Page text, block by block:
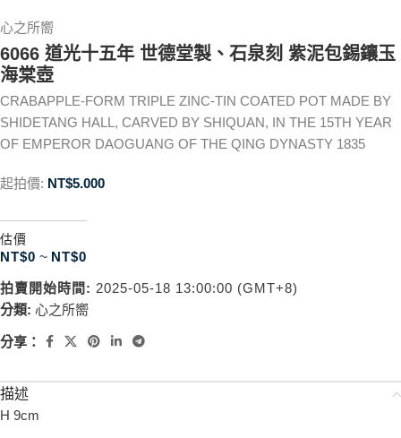
心之所嚮
6066 道光十五年 世德堂製、石泉刻 紫泥包錫鑲玉
海棠壺
CRABAPPLE-FORM TRIPLE ZINC-TIN COATED POT MADE BY
SHIDETANG HALL, CARVED BY SHIQUAN, IN THE 15TH YEAR
OF EMPEROR DAOGUANG OF THE QING DYNASTY 1835
起拍價: NT$5.000
估價
NT$0 ~ NT$0
拍賣開始時間: 2025-05-18 13:00:00 (GMT+8)
分類: 心之所嚮
分享：
描述
H 9cm